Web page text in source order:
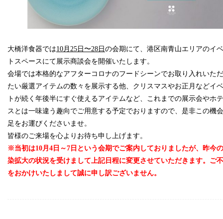
大橋洋食器では10月25日〜28日 の会期にて、港区南青山エリアのイ
トスペースにて展示商談会を開催いたします。
会場では本格的なアフターコロナのフードシーンでお取り入れいた
たい厳選アイテムの数々を展示する他、クリスマスやお正月などイ
トが続く年後半にすぐ使えるアイテムなど、これまでの展示会やホ
スとは一味違う趣向でご用意する予定でおりますので、是非この機
足をお運びくださいませ。
皆様のご来場を心よりお待ち申し上げます。
※当初は10月4日～7日という会期でご案内しておりましたが、昨今
染拡大の状況を受けまして上記日程に変更させていただきます。ご
をおかけいたしまして誠に申し訳ございません。